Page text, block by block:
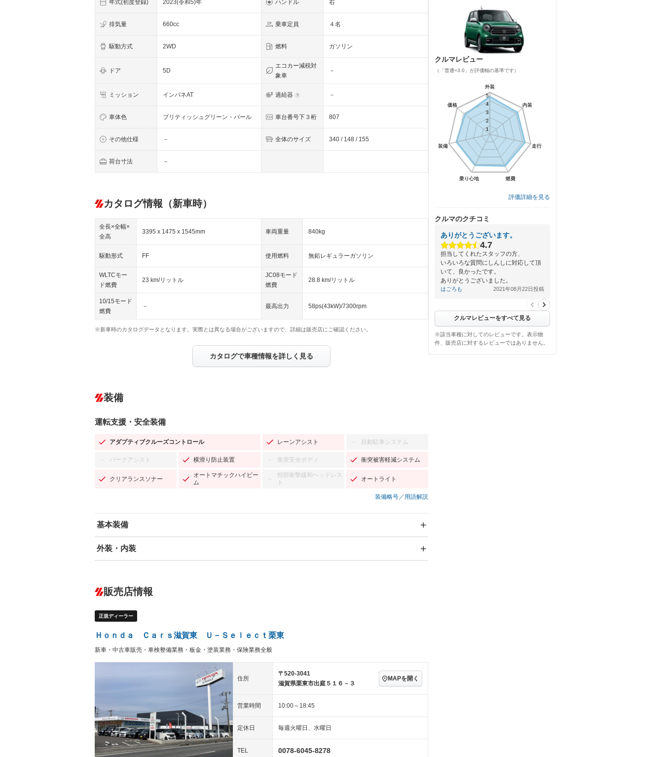
年式(初度登録) 2023(令和5)年 ハンドル 右
排気量 660cc 乗車定員 ４名
駆動方式 2WD 燃料 ガソリン
ドア 5D
エコカー減税対
象車
－
ミッション インパネAT 過給器 －
車体色 ブリティッシュグリーン・パール 車台番号下３桁 807
その他仕様 － 全体のサイズ 340 / 148 / 155
荷台寸法 －
カタログ情報（新車時）
全長×全幅×
全高
3395 x 1475 x 1545mm 車両重量 840kg
駆動形式 FF 使用燃料 無鉛レギュラーガソリン
WLTCモー
ド燃費
23 km/リットル
JC08モード
燃費
28.8 km/リットル
10/15モード
燃費
－ 最高出力 58ps(43kW)/7300rpm
※新車時のカタログデータとなります。実際とは異なる場合がございますので、詳細は販売店にご確認ください。
カタログで車種情報を詳しく見る
装備
運転支援・安全装備
アダプティブクルーズコントロール レーンアシスト － 自動駐車システム
－ パークアシスト 横滑り防止装置 － 衝突安全ボディ 衝突被害軽減システム
クリアランスソナー
オートマチックハイビー
ム
－
頸部衝撃緩和ヘッドレス
ト
オートライト
装備略号／用語解説
基本装備
エアバッグ：運転席/助手席/サイド
－ ダウンヒルアシストコントロール
Bluetooth接続
－ レンタカーアップ － 展示・試乗車 電動格納ミラー
外装・内装
オーディオ：CDまたはCDチェンジャー
－
ヘッドライトウォッシャ
ー
LEDヘッドランプ － HID(キセノンライト) － ポータブルナビ
－ ETC － エアロ
パワーシート
チップアップシート オットマン － 電動格納サードシート
ウォークスルー 後席モニター
－ フロントカメラ － シートエアコン
ルーフレール － エアサスペンション
販売店情報
正規ディーラー
Ｈｏｎｄａ Ｃａｒｓ滋賀東 Ｕ－Ｓｅｌｅｃｔ栗東
新車・中古車販売・車検整備業務・板金・塗装業務・保険業務全般
住所
〒520-3041
滋賀県栗東市出庭５１６－３
MAPを開く
営業時間 10:00～18:45
定休日 毎週火曜日、水曜日
TEL 0078-6045-8278
クルマレビュー
（「普通=3.0」が評価軸の基準です）
外装
内装
走行
燃費
乗り心地
装備
価格
1
2
3
4
5
外装
内装
走行
燃費
乗り心地
装備
価格
1
2
3
4
5
評価詳細を見る
クルマのクチコミ
ありがとうございます。
4.7
担当してくれたスタッフの方、
いろいろな質問にしんしに対応して頂
いて、良かったです。
ありがとうございました。
はごろも 2021年08月22日投稿
クルマレビューをすべて見る
※該当車種に対してのレビューです。表示物
件、販売店に対するレビューではありません。